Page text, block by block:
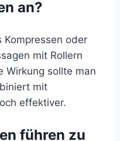
an?
Kompressen oder
mit Rollern
Wirkung sollte man
mit
effektiver.
führen zu